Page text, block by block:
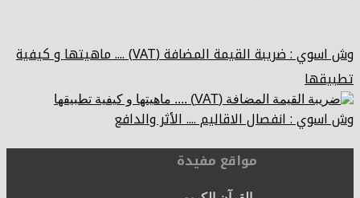
وش اسوي : ضريبة القيمة المضافة (VAT) .... ماهيتها و كيفية
تطبيقها
وش اسوي : انفصال الاقاليم .... الأثر والدافع
مواقع مفيدة